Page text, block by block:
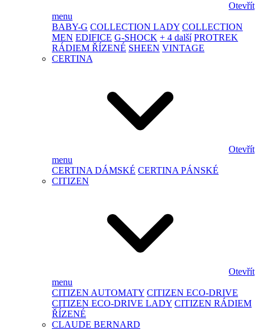
Otevřít
menu
BABY-G COLLECTION LADY COLLECTION
MEN EDIFICE G-SHOCK + 4 další PROTREK
RÁDIEM ŘÍZENÉ SHEEN VINTAGE
CERTINA
Otevřít
menu
CERTINA DÁMSKÉ CERTINA PÁNSKÉ
CITIZEN
Otevřít
menu
CITIZEN AUTOMATY CITIZEN ECO-DRIVE
CITIZEN ECO-DRIVE LADY CITIZEN RÁDIEM
ŘÍZENÉ
CLAUDE BERNARD